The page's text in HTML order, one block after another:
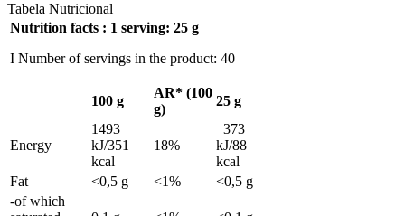
Tabela Nutricional
Nutrition facts : 1 serving: 25 g
I Number of servings in the product: 40
100 g
AR* (100
g)
25 g
Energy
1493
kJ/351
kcal
18%
373
kJ/88
kcal
Fat
<0,5 g <1%
<0,5 g
-of which